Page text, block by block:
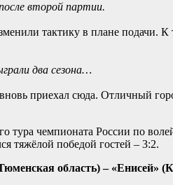
второй партии.
тактику в плане подачи.
два сезона…
приехал сюда. Отличный
тура чемпионата России по
тяжёлой победой гостей – 3:2.
область) – «Енисей»